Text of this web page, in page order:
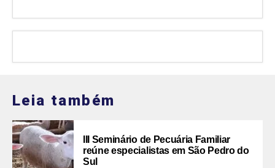
Leia também
III Seminário de Pecuária Familiar
reúne especialistas em São Pedro do
Sul